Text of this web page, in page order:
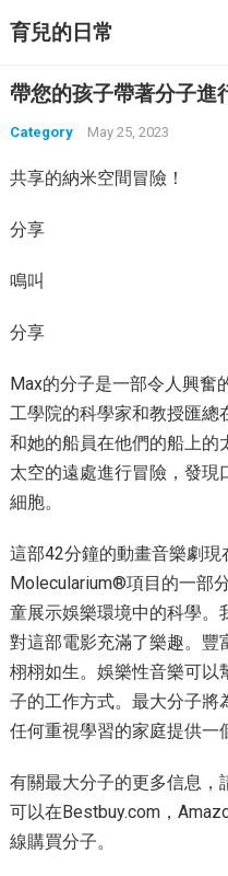
育兒的日常
帶您的孩子帶著分子進
Category May 25, 2023
共享的納米空間冒險！
分享
鳴叫
分享
Max的分子是一部令人興奮
工學院的科學家和教授匯總
和她的船員在他們的船上的
太空的遠處進行冒險，發
細胞。
這部42分鐘的動畫音樂劇現
Molecularium®項目的一部
童展示娛樂環境中的科學。
對這部電影充滿了樂趣。豐
栩栩如生。娛樂性音樂可以
子的工作方式。最大分子將
任何重視學習的家庭提供一
有關最大分子的更多信息，
可以在Bestbuy.com，
線購買分子。